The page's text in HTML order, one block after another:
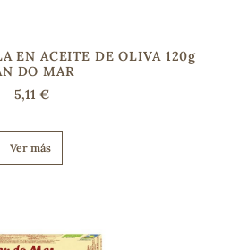
EN ACEITE DE OLIVA 120g
DO MAR
5,11 €
Ver más